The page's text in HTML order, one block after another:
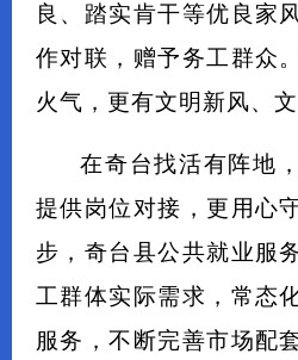
良、踏实肯干等优良家
作对联，赠予务工群众
火气，更有文明新风、文
在奇台找活有阵地
提供岗位对接，更用心
步，奇台县公共就业服
工群体实际需求，常态
服务，不断完善市场配